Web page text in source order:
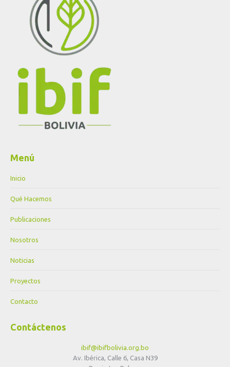
Menú
Inicio
Qué Hacemos
Publicaciones
Nosotros
Noticias
Proyectos
Contacto
Contáctenos
ibif@ibifbolivia.org.bo
Av. Ibérica, Calle 6, Casa N39